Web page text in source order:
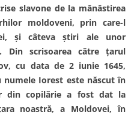
slavone de la mănăstirea
moldoveni, prin care-l
şi câteva ştiri ale unor
Din scrisoarea către ţarul
cu data de 2 iunie 1645,
numele Iorest este născut în
din copilărie a fost dat la
noastră, a Moldovei, în